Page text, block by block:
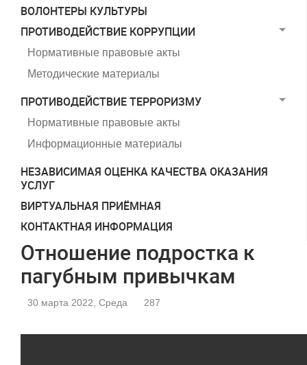
ВОЛОНТЕРЫ КУЛЬТУРЫ
ПРОТИВОДЕЙСТВИЕ КОРРУПЦИИ
Нормативные правовые акты
Методические материалы
ПРОТИВОДЕЙСТВИЕ ТЕРРОРИЗМУ
Нормативные правовые акты
Информационные материалы
НЕЗАВИСИМАЯ ОЦЕНКА КАЧЕСТВА ОКАЗАНИЯ
УСЛУГ
ВИРТУАЛЬНАЯ ПРИЁМНАЯ
КОНТАКТНАЯ ИНФОРМАЦИЯ
Отношение подростка к
пагубным привычкам
30 марта 2022, Среда 287